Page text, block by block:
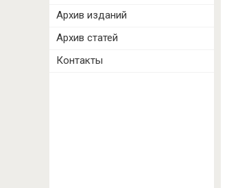
Архив изданий
Архив статей
Контакты